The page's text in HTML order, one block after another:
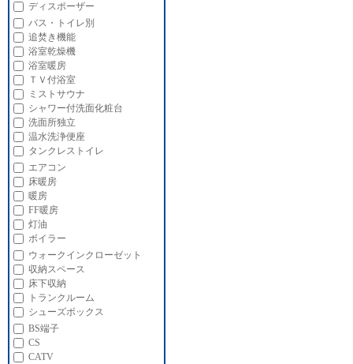
ディスポーザー
バス・トイレ別
追焚き機能
浴室乾燥機
浴室暖房
ＴＶ付浴室
ミストサウナ
シャワー付洗面化粧台
洗面所独立
温水洗浄便座
タンクレストイレ
エアコン
床暖房
暖房
FF暖房
灯油
ボイラー
ウォークインクローゼット
収納スペース
床下収納
トランクルーム
シューズボックス
BS端子
CS
CATV